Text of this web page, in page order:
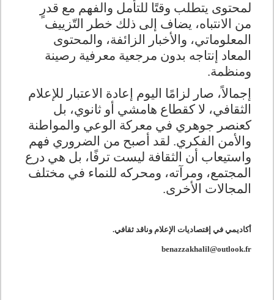
لمحتوى يتطلب وقتًا للتأمل والفهم مع قدرٍ
من الانتباه، يضاف إلى ذلك خطر التّزييف
المعلوماتي، والأخبار الزائفة، والمحتوى
المعاد إنتاجه بدون مرجعية معرفية رصينة
ومنظمة.
إجمالاً، صار لزامًا اليوم إعادة الاعتبار للإعلام
الثقافي، لا كقطاع هامشي أو ثانوي، بل
كعنصر جوهري في معركة الوعي والمواطنة
والأمن الفكري. لقد أصبح من الضروري فهم
واستيعاب أن الثقافة ليست ترفًا، بل هي درع
المجتمع، ومرآته، ومحركه للنماء في مختلف
المجالات الأخرى.
أكاديمي في إقتصاديات الإعلام وناقد ثقافي.
benazzakhalil@outlook.fr